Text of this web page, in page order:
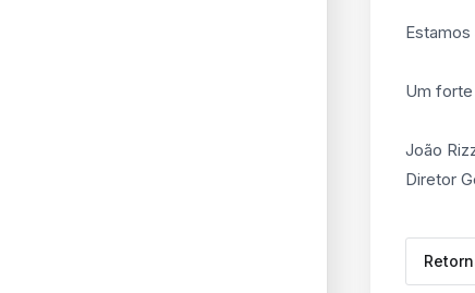
Um
João
Diretor